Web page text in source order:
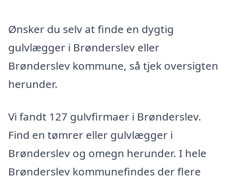
Ønsker du selv at finde en dygtig
gulvlægger i Brønderslev eller
Brønderslev kommune, så tjek oversigten
herunder.
Vi fandt 127 gulvfirmaer i Brønderslev.
Find en tømrer eller gulvlægger i
Brønderslev og omegn herunder. I hele
Brønderslev kommunefindes der flere